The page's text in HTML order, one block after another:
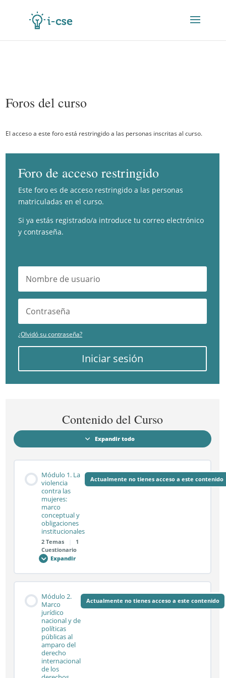
Foros del curso
El acceso a este foro está restringido a las personas inscritas al curso.
Foro de acceso restringido
Este foro es de acceso restringido a las personas
matriculadas en el curso.
Si ya estás registrado/a introduce tu correo electrónico
y contraseña.
¿Olvidó su contraseña?
Iniciar sesión
Contenido del Curso
Expandir todo
Módulos
Módulo 1. La
violencia
contra las
mujeres:
marco
conceptual y
obligaciones
institucionales
2 Temas
1
Cuestionario
Actualmente no tienes acceso a este contenido
Expandir
Módulo
La
violencia
las
mujeres:
marco
conceptual
y
obligaciones
institucionales
0% COMPLETADO 0/2 pasos
Sesión síncrona 1.1
Sesión síncrona 1.2
Módulo 2.
Marco
jurídico
nacional y de
políticas
públicas al
amparo del
derecho
internacional
de los
Actualmente no tienes acceso a este contenido